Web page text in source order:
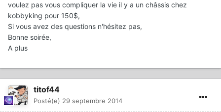
voulez pas vous compliquer la vie il y a un châssis chez
kobbyking pour 150$,
Si vous avez des questions n'hésitez pas,
Bonne soirée,
A plus
titof44
Posté(e) 29 septembre 2014